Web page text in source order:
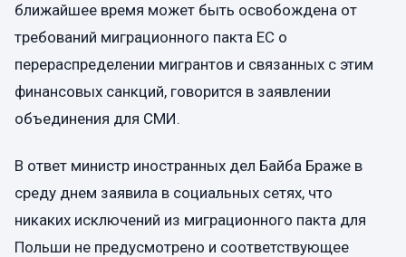
ближайшее время может быть освобождена от
требований миграционного пакта ЕС о
перераспределении мигрантов и связанных с этим
финансовых санкций, говорится в заявлении
объединения для СМИ.
В ответ министр иностранных дел Байба Браже в
среду днем заявила в социальных сетях, что
никаких исключений из миграционного пакта для
Польши не предусмотрено и соответствующее